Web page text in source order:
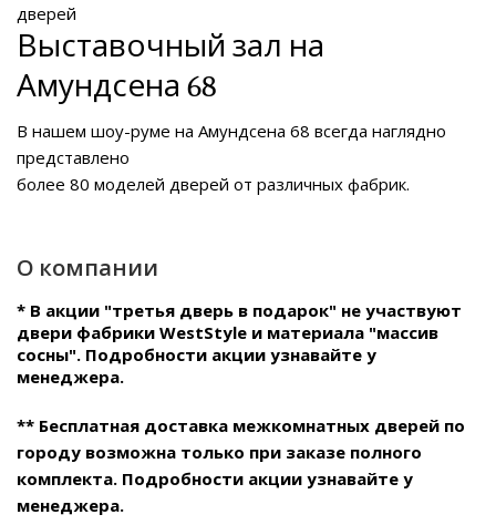
дверей
Выставочный зал на
Амундсена 68
В нашем шоу-руме на Амундсена 68 всегда наглядно
представлено
более 80 моделей дверей от различных фабрик.
О компании
* В акции "третья дверь в подарок" не участвуют
двери фабрики WestStyle и материала "массив
сосны". Подробности акции узнавайте у
менеджера.
** Бесплатная доставка межкомнатных дверей по
городу возможна только при заказе полного
комплекта. Подробности акции узнавайте у
менеджера.